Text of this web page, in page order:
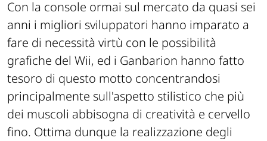
Con la console ormai sul mercato da quasi sei
anni i migliori sviluppatori hanno imparato a
fare di necessità virtù con le possibilità
grafiche del Wii, ed i Ganbarion hanno fatto
tesoro di questo motto concentrandosi
principalmente sull'aspetto stilistico che più
dei muscoli abbisogna di creatività e cervello
fino. Ottima dunque la realizzazione degli